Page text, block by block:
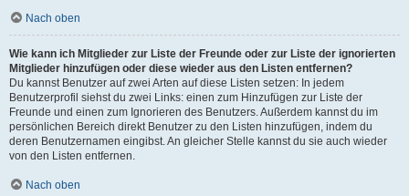
Nach oben
Wie kann ich Mitglieder zur Liste der Freunde oder zur Liste der ignorierten
Mitglieder hinzufügen oder diese wieder aus den Listen entfernen?
Du kannst Benutzer auf zwei Arten auf diese Listen setzen: In jedem
Benutzerprofil siehst du zwei Links: einen zum Hinzufügen zur Liste der
Freunde und einen zum Ignorieren des Benutzers. Außerdem kannst du im
persönlichen Bereich direkt Benutzer zu den Listen hinzufügen, indem du
deren Benutzernamen eingibst. An gleicher Stelle kannst du sie auch wieder
von den Listen entfernen.
Nach oben